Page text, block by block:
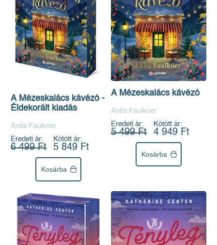
A Mézeskalács kávézó -
Éldekorált kiadás
Anita Faulkner
Eredeti ár:
6 499 Ft
Kötött ár:
5 849 Ft
Kosárba
A Mézeskalács kávézó
Anita Faulkner
Eredeti ár:
5 499 Ft
Kötött ár:
4 949 Ft
Kosárba